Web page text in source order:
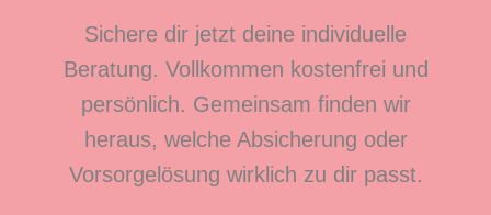
Sichere dir jetzt deine individuelle
Beratung. Vollkommen kostenfrei und
persönlich. Gemeinsam finden wir
heraus, welche Absicherung oder
Vorsorgelösung wirklich zu dir passt.